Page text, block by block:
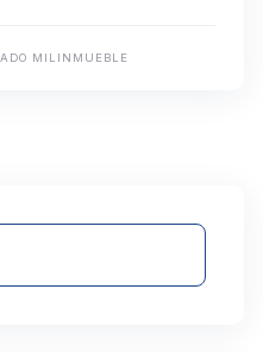
MILINMUEBLE